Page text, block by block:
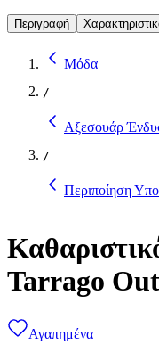
Περιγραφή
Μόδα
/
Αξεσουάρ
/
Περιποίηση
Tarrago
Αγαπημένα